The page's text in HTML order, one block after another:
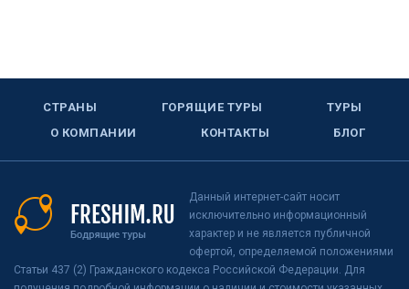
СТРАНЫ ГОРЯЩИЕ ТУРЫ
ТУРЫ
О КОМПАНИИ
КОНТАКТЫ БЛОГ
Данный интернет-сайт носит
исключительно информационный
характер и не является публичной
офертой, определяемой положениями
Статьи 437 (2) Гражданского кодекса Российской Федерации. Для